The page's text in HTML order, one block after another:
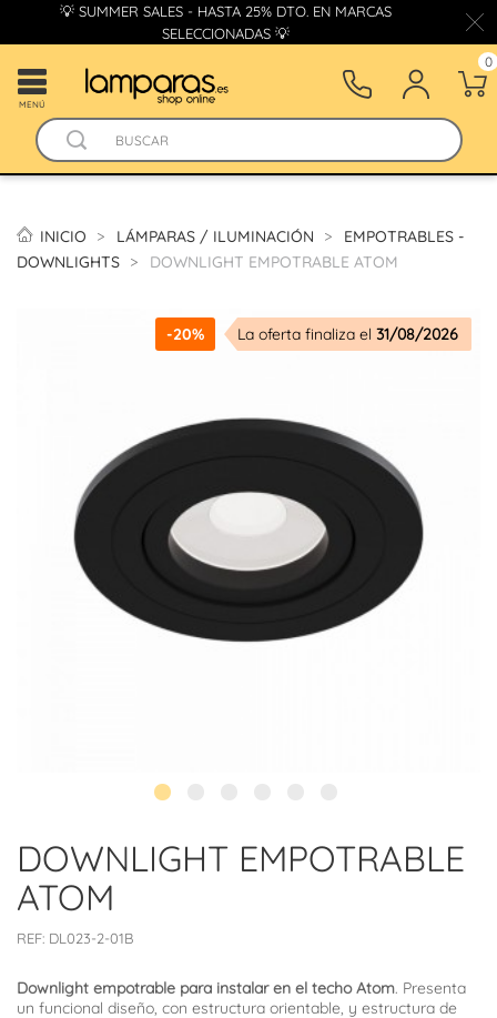
💡 SUMMER SALES - HASTA 25% DTO. EN MARCAS
SELECCIONADAS 💡
MENÚ
0
INICIO LÁMPARAS / ILUMINACIÓN
EMPOTRABLES -
DOWNLIGHTS
DOWNLIGHT EMPOTRABLE ATOM
-20% La oferta finaliza el 31/08/2026
DOWNLIGHT EMPOTRABLE
ATOM
REF: DL023-2-01B
Downlight empotrable para instalar en el techo Atom. Presenta
un funcional diseño, con estructura orientable, y estructura de